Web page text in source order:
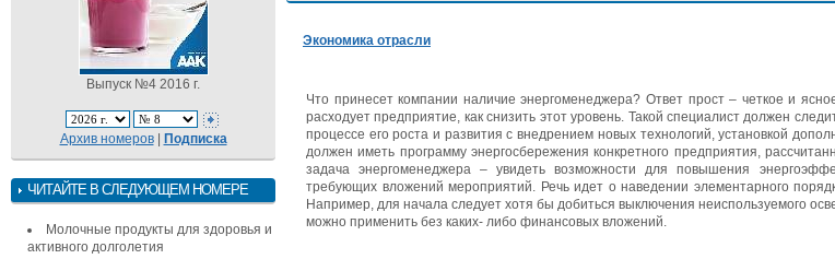
Выпуск №4 2016 г.
Архив номеров| Подписка
ЧИТАЙТЕ В СЛЕДУЮЩЕМ НОМЕРЕ
Молочные продукты для здоровья и
активного долголетия
Экономика отрасли
Что принесет компании наличие энергоменеджера? Ответ прост – четкое и
расходует предприятие, как снизить этот уровень. Такой специалист должен
процессе его роста и развития с внедрением новых технологий, установкой
должен иметь программу энергосбережения конкретного предприятия,
задача энергоменеджера – увидеть возможности для повышения
требующих вложений мероприятий. Речь идет о наведении элементарного
Например, для начала следует хотя бы добиться выключения неиспользуемого
можно применить без каких- либо финансовых вложений.